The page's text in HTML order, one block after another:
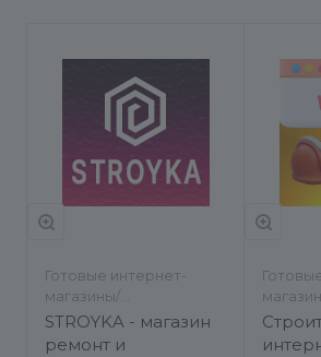
Готовые интернет-
магазины/
Строительство и
ремонт/Авто
STROYKA - магазин
ремонт и
ремонт